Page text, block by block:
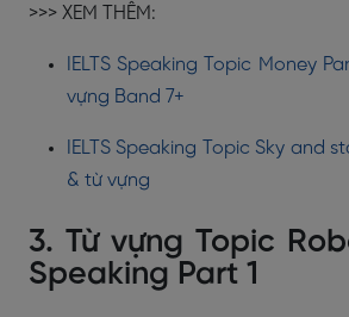
>>> XEM THÊM:
IELTS Speaking Topic Money
vựng Band 7+
IELTS Speaking Topic Sky and
& từ vựng
3. Từ vựng Topic
Speaking Part 1